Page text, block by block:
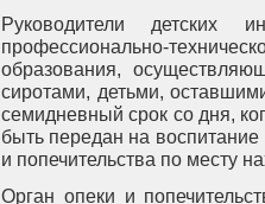
Руководители детских
профессионально-
образования,
сиротами, детьми,
семидневный срок со дня,
быть передан на
и попечительства по месту
Орган опеки и